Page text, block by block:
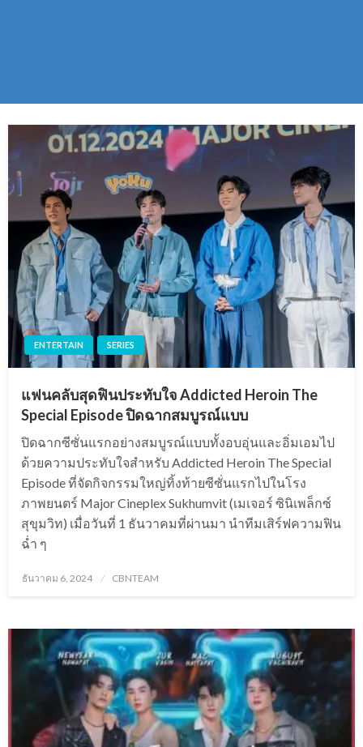
ENTERTAIN SERIES
แฟนคลับสุดฟินประทับใจ Addicted Heroin The
Special Episode ปิดฉากสมบูรณ์แบบ
ปิดฉากซีซั่นแรกอย่างสมบูรณ์แบบทั้งอบอุ่นและอิ่มเอมไป
ด้วยความประทับใจสำหรับ Addicted Heroin The Special
Episode ที่จัดกิจกรรมใหญ่ทิ้งท้ายซีซั่นแรกไปในโรง
ภาพยนตร์ Major Cineplex Sukhumvit (เมเจอร์ ซินิเพล็กซ์
สุขุมวิท) เมื่อวันที่ 1 ธันวาคมที่ผ่านมา นำทีมเสิร์ฟความฟิน
ฉ่ำ ๆ
Posted
ธันวาคม 6, 2024 CBNTEAM